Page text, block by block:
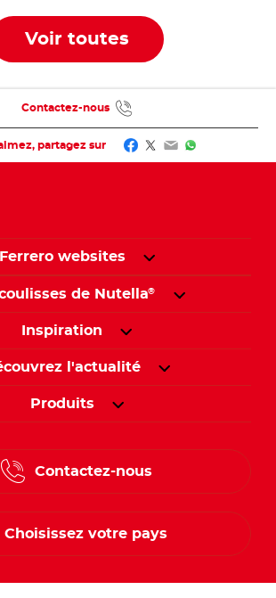
Voir toutes
partagez sur Facebook
Twitter
EmailWhatsApp
Contactez-nous
Ferrero websites
de Nutella®
Inspiration
l'actualité
Produits
Contactez-nous
Choisissez votre pays